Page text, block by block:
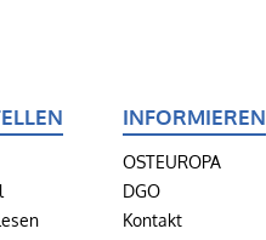
INFORMIEREN
OSTEUROPA
DGO
Kontakt